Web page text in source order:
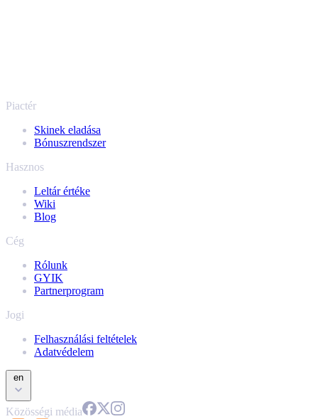
Piactér
Skinek eladása
Bónuszrendszer
Hasznos
Leltár értéke
Wiki
Blog
Cég
Rólunk
GYIK
Partnerprogram
Jogi
Felhasználási feltételek
Adatvédelem
en
Közösségi média